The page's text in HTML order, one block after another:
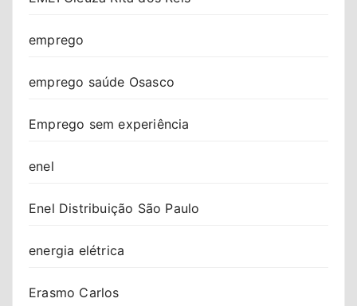
emprego
emprego saúde Osasco
Emprego sem experiência
enel
Enel Distribuição São Paulo
energia elétrica
Erasmo Carlos